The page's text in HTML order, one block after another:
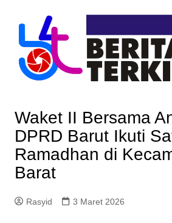
content
Waket II Bersama
DPRD Barut Ikuti
Ramadhan di
Barat
Rasyid 3 Maret 2026